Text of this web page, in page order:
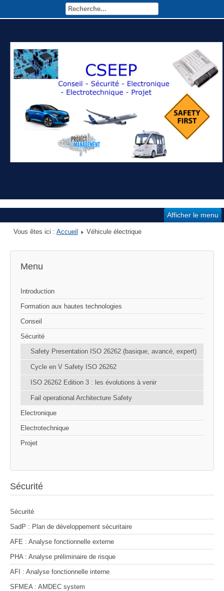
Afficher le menu
Vous êtes ici : Accueil Véhicule électrique
Menu
Introduction
Formation aux hautes technologies
Conseil
Sécurité
Safety Presentation ISO 26262 (basique, avancé, expert)
Cycle en V Safety ISO 26262
ISO 26262 Edition 3 : les évolutions à venir
Fail operational Architecture Safety
Electronique
Electrotechnique
Projet
Sécurité
Sécurité
SadP : Plan de développement sécuritaire
AFE : Analyse fonctionnelle externe
PHA : Analyse préliminaire de risque
AFI : Analyse fonctionnelle interne
SFMEA : AMDEC system